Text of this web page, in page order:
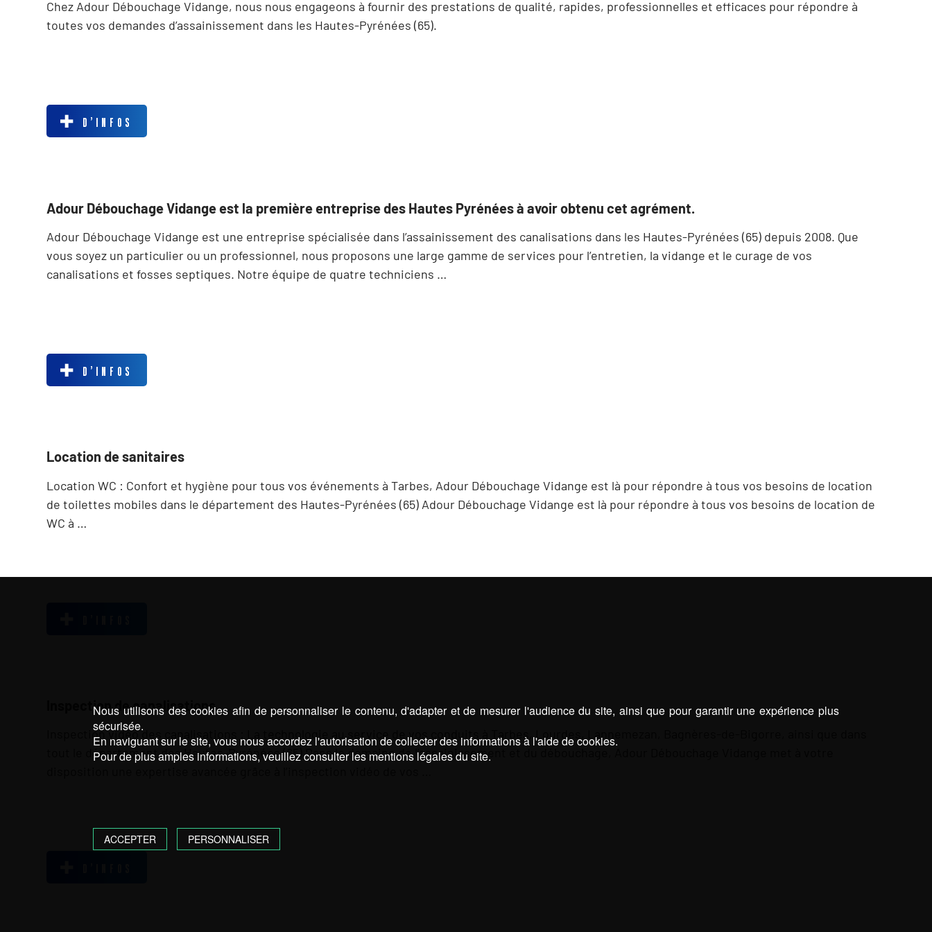
Chez Adour Débouchage Vidange, nous nous engageons à fournir des prestations de qualité, rapides, professionnelles et efficaces pour répondre à
toutes vos demandes d’assainissement dans les Hautes-Pyrénées (65).
D’INFOS
Adour Débouchage Vidange est la première entreprise des Hautes Pyrénées à avoir obtenu cet agrément.
Adour Débouchage Vidange est une entreprise spécialisée dans l’assainissement des canalisations dans les Hautes-Pyrénées (65) depuis 2008. Que
vous soyez un particulier ou un professionnel, nous proposons une large gamme de services pour l’entretien, la vidange et le curage de vos
canalisations et fosses septiques. Notre équipe de quatre techniciens …
D’INFOS
Location de sanitaires
Location WC : Confort et hygiène pour tous vos événements à Tarbes, Adour Débouchage Vidange est là pour répondre à tous vos besoins de location
de toilettes mobiles dans le département des Hautes-Pyrénées (65) Adour Débouchage Vidange est là pour répondre à tous vos besoins de location de
WC à …
Inspection de canalisations
Inspection vidéo des canalisations : La technologie au service de vos conduits à Tarbes, Lourdes, Lannemezan, Bagnères-de-Bigorre, ainsi que dans
tout le département des Hautes-Pyrénées (65) Dans le domaine de l’assainissement et du débouchage, Adour Débouchage Vidange met à votre
Nous utilisons des cookies afin de personnaliser le contenu, d'adapter et de mesurer l'audience du site, ainsi que pour garantir une expérience plus
sécurisée.
En naviguant sur le site, vous nous accordez l'autorisation de collecter des informations à l'aide de cookies.
Pour de plus amples informations, veuillez consulter les mentions légales du site.
ACCEPTER PERSONNALISER